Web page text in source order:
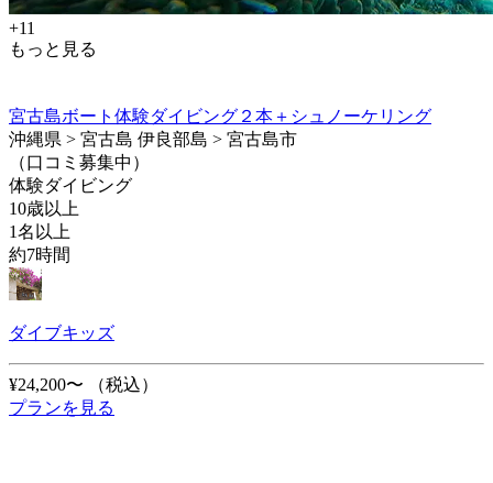
+11
もっと見る
宮古島ボート体験ダイビング２本＋シュノーケリング
沖縄県 > 宮古島 伊良部島 > 宮古島市
（口コミ募集中）
体験ダイビング
10歳以上
1名以上
約7時間
ダイブキッズ
¥24,200〜
（税込）
プランを見る